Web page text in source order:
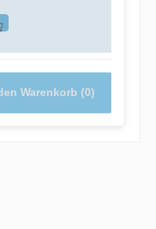
Warenkorb (0)